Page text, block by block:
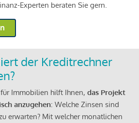
Experten beraten Sie gern.
der Kreditrechner
Immobilien hilft Ihnen, das Projekt
anzugehen: Welche Zinsen sind
erwarten? Mit welcher monatlichen